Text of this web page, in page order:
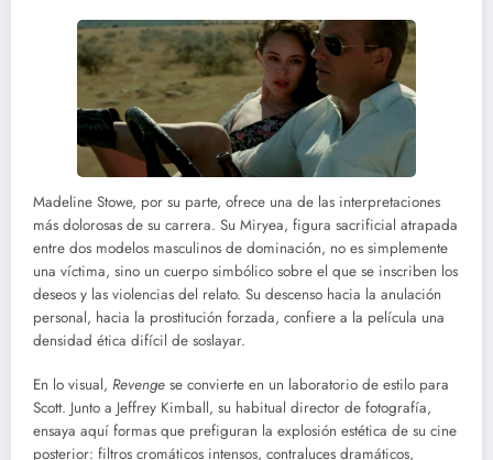
Madeline Stowe, por su parte, ofrece una de las interpretaciones
más dolorosas de su carrera. Su Miryea, figura sacrificial atrapada
entre dos modelos masculinos de dominación, no es simplemente
una víctima, sino un cuerpo simbólico sobre el que se inscriben los
deseos y las violencias del relato. Su descenso hacia la anulación
personal, hacia la prostitución forzada, confiere a la película una
densidad ética difícil de soslayar.
En lo visual, Revenge se convierte en un laboratorio de estilo para
Scott. Junto a Jeffrey Kimball, su habitual director de fotografía,
ensaya aquí formas que prefiguran la explosión estética de su cine
posterior: filtros cromáticos intensos, contraluces dramáticos,